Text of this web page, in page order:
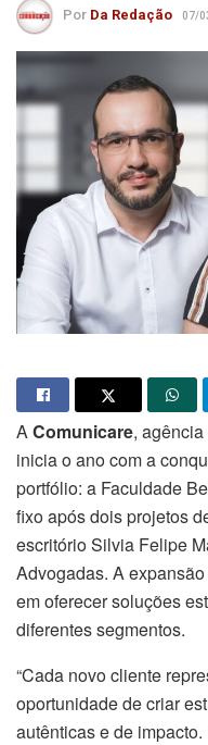
Por Da Redação 07/
A Comunicare,
inicia o ano com a
portfólio: a Faculdade
fixo após dois projetos
escritório Silvia Felipe
Advogadas. A
em oferecer soluções
diferentes segmentos.
“Cada novo cliente
oportunidade de criar
autênticas e de